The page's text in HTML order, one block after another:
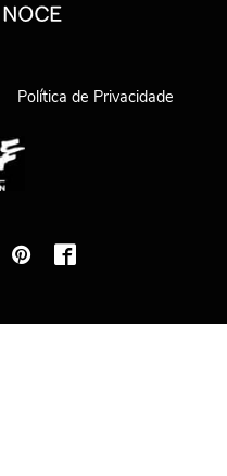
Política de Privacidade